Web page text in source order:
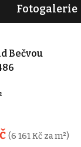
Fotogalerie
Bečvou
(6 161 Kč za m²)